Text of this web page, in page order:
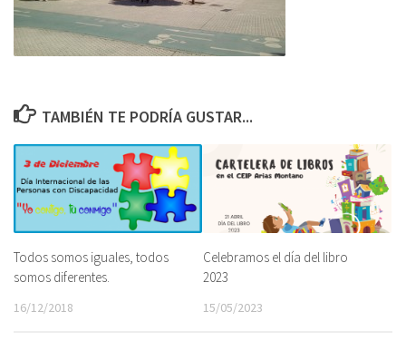
TAMBIÉN TE PODRÍA GUSTAR...
Todos somos iguales, todos
somos diferentes.
16/12/2018
Celebramos el día del libro
2023
15/05/2023